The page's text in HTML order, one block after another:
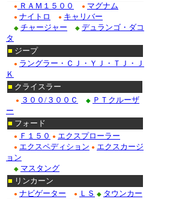
● ＲＡＭ１５００ ● マグナム
● ナイトロ ● キャリバー
◆ チャージャー ◆ デュランゴ・ダコ
タ
■ ジープ
● ラングラー・ＣＪ・ＹＪ・ＴＪ・Ｊ
Ｋ
■ クライスラー
● ３００/３００Ｃ ◆ ＰＴクルーザ
ー
■ フォード
● Ｆ１５０ ● エクスプローラー
● エクスペディション ● エクスカージ
ョン
◆ マスタング
■ リンカーン
● ナビゲーター ● ＬＳ ◆ タウンカー